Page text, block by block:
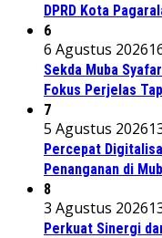
DPRD Kota
6
6 Agustus 2026
Sekda Muba
Fokus Perjelas
7
5 Agustus 2026
Percepat
Penanganan di
8
3 Agustus 2026
Perkuat Sinergi